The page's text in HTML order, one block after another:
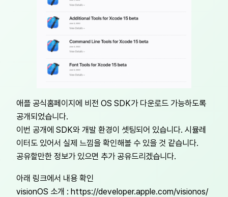
애플 공식홈페이지에 비전 OS SDK가 다운로드 가능하도록
공개되었습니다.
이번 공개에 SDK와 개발 환경이 셋팅되어 있습니다. 시뮬레
이터도 있어서 실제 느낌을 확인해볼 수 있을 것 같습니다.
공유할만한 정보가 있으면 추가 공유드리겠습니다.
아래 링크에서 내용 확인
visionOS 소개 : https://developer.apple.com/visionos/